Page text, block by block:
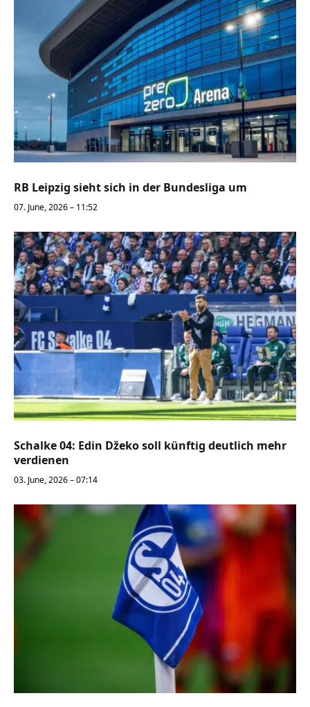
RB Leipzig sieht sich in der Bundesliga um
07. June, 2026 – 11:52
Schalke 04: Edin Džeko soll künftig deutlich mehr
verdienen
03. June, 2026 – 07:14